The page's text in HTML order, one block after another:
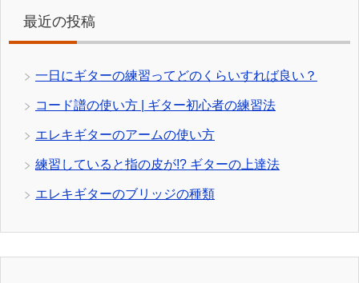
最近の投稿
一日にギターの練習ってどのくらいすれば良い？
コード譜の使い方 | ギター初心者の練習法
エレキギターのアームの使い方
練習していると指の皮が!? ギターの上達法
エレキギターのブリッジの種類